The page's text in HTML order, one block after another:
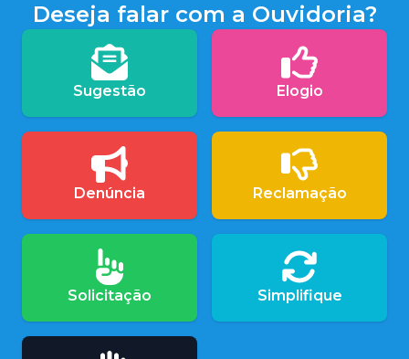
Deseja falar com a Ouvidoria?
Sugestão Elogio
Denúncia Reclamação
Solicitação Simplifique